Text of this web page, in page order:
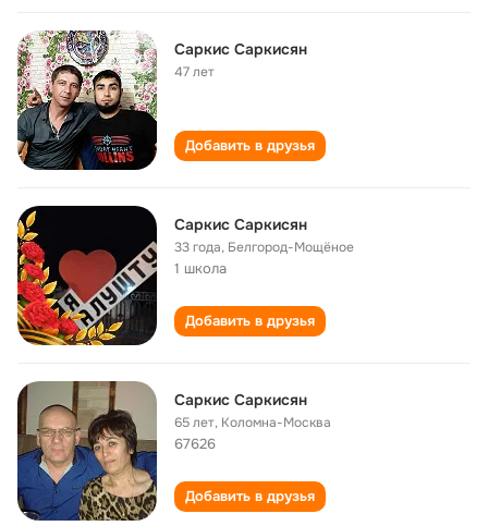
Саркис Саркисян
47 лет
Добавить в друзья
Саркис Саркисян
33 года, Белгород-Мощёное
1 школа
Добавить в друзья
Саркис Саркисян
65 лет, Коломна-Москва
67626
Добавить в друзья